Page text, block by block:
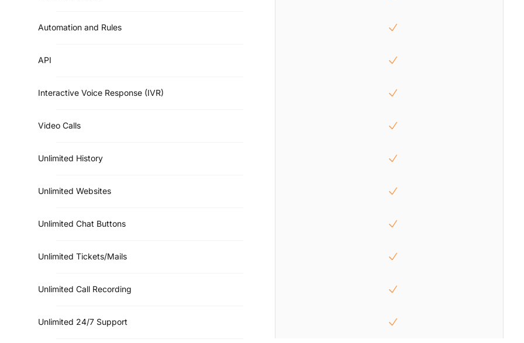
Automation and Rules
API
Interactive Voice Response (IVR)
Video Calls
Unlimited History
Unlimited Websites
Unlimited Chat Buttons
Unlimited Tickets/Mails
Unlimited Call Recording
Unlimited 24/7 Support